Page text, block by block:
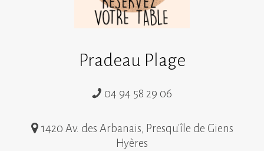
Pradeau Plage
04 94 58 29 06
1420 Av. des Arbanais, Presqu'île de Giens
Hyères